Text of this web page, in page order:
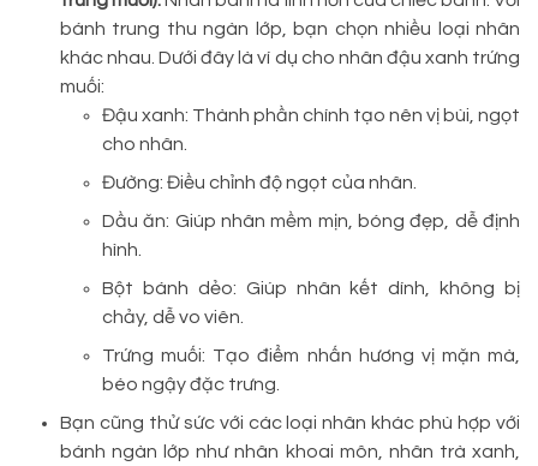
bánh trung thu ngàn lớp, bạn chọn nhiều loại nhân
khác nhau. Dưới đây là ví dụ cho nhân đậu xanh trứng
muối:
Đậu xanh: Thành phần chính tạo nên vị bùi, ngọt
cho nhân.
Đường: Điều chỉnh độ ngọt của nhân.
Dầu ăn: Giúp nhân mềm mịn, bóng đẹp, dễ định
hình.
Bột bánh dẻo: Giúp nhân kết dính, không bị
chảy, dễ vo viên.
Trứng muối: Tạo điểm nhấn hương vị mặn mà,
béo ngậy đặc trưng.
Bạn cũng thử sức với các loại nhân khác phù hợp với
bánh ngàn lớp như nhân khoai môn, nhân trà xanh,